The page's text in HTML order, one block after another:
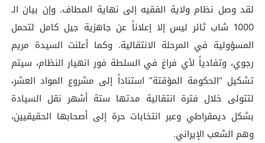
لقد وصل نظام ولاية الفقيه إلى نهاية المطاف. وإن بيان الـ
1000 شاب ثائر ليس إلا إعلاناً عن جاهزية جيل كامل لتحمل
المسؤولية في المرحلة الانتقالية. وكما أعلنت السيدة مريم
رجوي، وتفادياً لأي فراغ في السلطة فور انهيار النظام، سيتم
تشكيل “الحكومة المؤقتة” استناداً إلى مشروع المواد العشر،
لتتولى خلال فترة انتقالية مدتها ستة أشهر نقل السيادة
بشكل ديمقراطي وعبر انتخابات حرة إلى أصحابها الحقيقيين،
وهم الشعب الإيراني.